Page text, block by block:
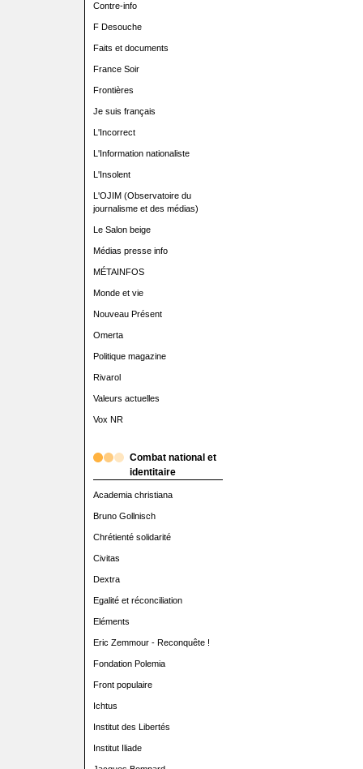
Contre-info
F Desouche
Faits et documents
France Soir
Frontières
Je suis français
L'Incorrect
L'Information nationaliste
L'Insolent
L'OJIM (Observatoire du
journalisme et des médias)
Le Salon beige
Médias presse info
MÉTAINFOS
Monde et vie
Nouveau Présent
Omerta
Politique magazine
Rivarol
Valeurs actuelles
Vox NR
Combat national et
identitaire
Academia christiana
Bruno Gollnisch
Chrétienté solidarité
Civitas
Dextra
Egalité et réconciliation
Eléments
Eric Zemmour - Reconquête !
Fondation Polemia
Front populaire
Ichtus
Institut des Libertés
Institut Iliade